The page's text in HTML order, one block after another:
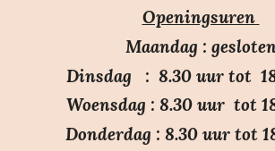
e
n
e
n
e
n
e
n
Openingsuren
Maandag :
Dinsdag : 8.30 uur tot
Woensdag : 8.30 uur tot
Donderdag : 8.30 uur tot